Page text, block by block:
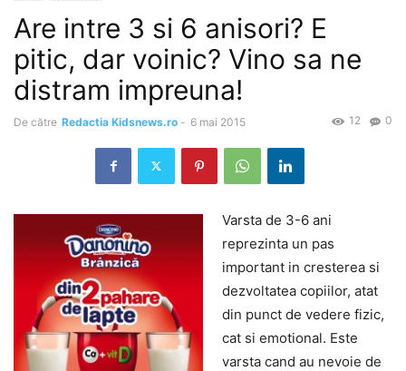
Are intre 3 si 6 anisori? E
pitic, dar voinic? Vino sa ne
distram impreuna!
De către Redactia Kidsnews.ro - 6 mai 2015 0
12
Varsta de 3-6 ani
reprezinta un pas
important in cresterea si
dezvoltatea copiilor, atat
din punct de vedere fizic,
cat si emotional. Este
varsta cand au nevoie de